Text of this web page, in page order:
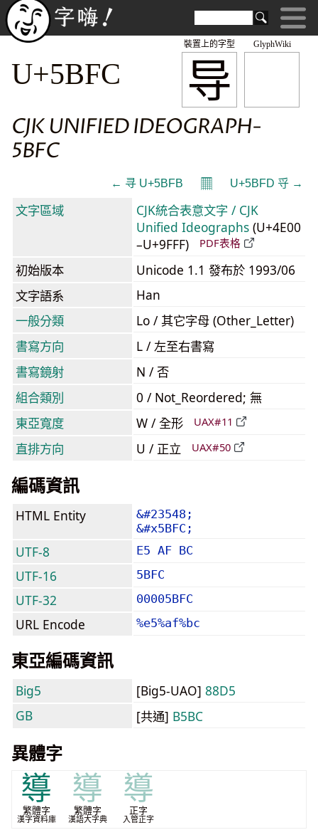
GlyphWiki
导
裝置上的字型
U+5BFC
CJK UNIFIED IDEOGRAPH-
5BFC
← 寻 U+5BFB 𝄜 U+5BFD 寽 →
文字區域
CJK統合表意文字 / CJK
Unified Ideographs (U+4E00
–U+9FFF)
PDF表格
初始版本
Unicode 1.1 發布於 1993/06
文字語系
Han
一般分類
Lo / 其它字母 (Other_Letter)
書寫方向
L / 左至右書寫
書寫鏡射
N / 否
組合類別
0 / Not_Reordered; 無
東亞寬度
W / 全形 UAX#11
直排方向 U / 正立 UAX#50
編碼資訊
HTML Entity
&#23548;
&#x5BFC;
UTF-8 E5 AF BC
UTF-16 5BFC
UTF-32 00005BFC
URL Encode %e5%af%bc
東亞編碼資訊
Big5 [Big5-UAO] 88D5
GB
[共通] B5BC
異體字
導
繁體字
漢字資料庫
導
繁體字
漢語大字典
導
正字
入管正字